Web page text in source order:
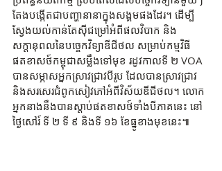
តែង​បង្កើត​ជា​បញ្ហា​នានាក្នុង​សង្គមផងដែរ។ ដើម្បី​
ស្វែង​យល់​កាន់​តែ​ស៊ីជម្រៅ​អំពី​ផលវិបាក និង​
សក្តានុពល​នៃ​បច្ចេកវិទ្យា​ឌីជីថល សម្រាប់កម្មវិធី​
ផតខាសថ៍កម្ពុជាសម្លឹងទៅមុខ រដូវកាលទី ២ VOA
បាន​សម្ភាស​អ្នក​ស្រាវជ្រាវ​បីរូប​ ដែលបាន​ស្រាវជ្រាវ​
និង​សរសេរ​ជំពូក​សៀវភៅ​អំពី​វិស័យ​ឌីជីថល។ លោក
អ្នកនាងនឹងបានស្តាប់ផតខាសថ៍ទាំងបីភាគនេះ នៅ
ថ្ងៃសៅរ៍ ទី ២ ទី ៩ និងទី ១៦ ខែធ្នូខាងមុខនេះ៕